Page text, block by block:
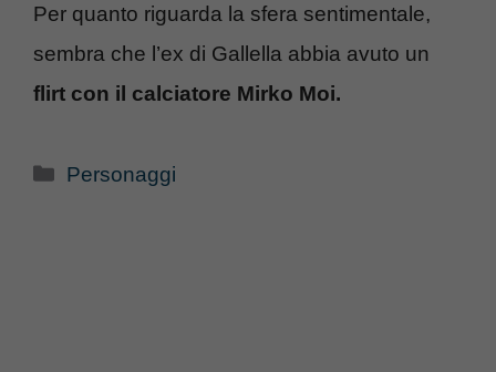
Per quanto riguarda la sfera sentimentale,
sembra che l’ex di Gallella abbia avuto un
flirt con il calciatore Mirko Moi.
Categorie
Personaggi